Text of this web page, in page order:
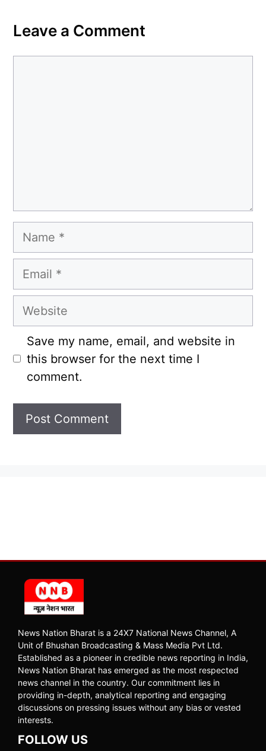
Leave a Comment
Name
Email
Website
Save my name, email, and website in
this browser for the next time I
comment.
News Nation Bharat is a 24X7 National News Channel, A
Unit of Bhushan Broadcasting & Mass Media Pvt Ltd.
Established as a pioneer in credible news reporting in India,
News Nation Bharat has emerged as the most respected
news channel in the country. Our commitment lies in
providing in-depth, analytical reporting and engaging
discussions on pressing issues without any bias or vested
interests.
FOLLOW US